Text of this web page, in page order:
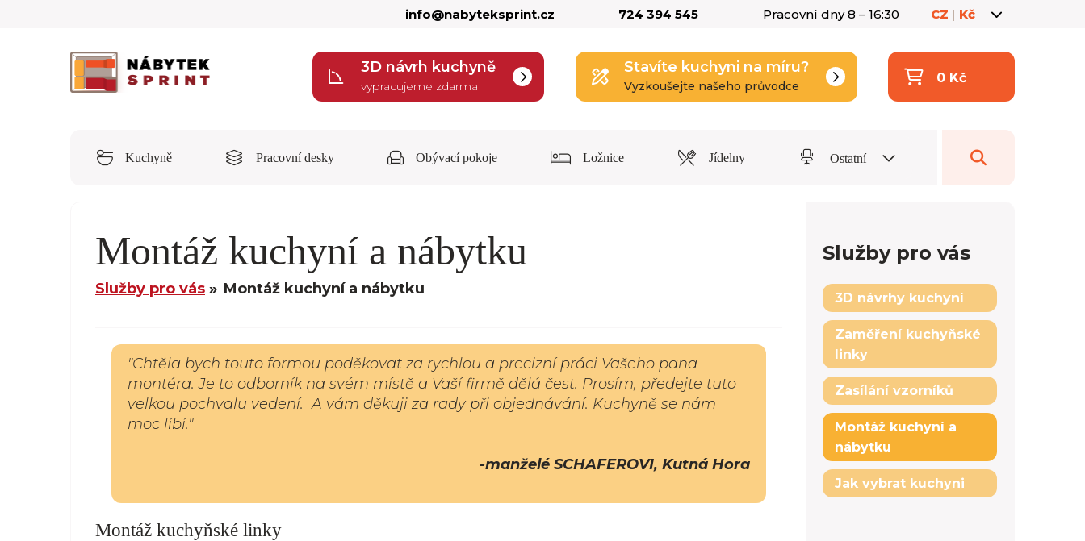
info@nabyteksprint.cz 724 394 545 Pracovní dny 8 – 16:30 CZ | Kč
3D návrh kuchyně
vypracujeme zdarma
Stavíte kuchyni na míru?
Vyzkoušejte našeho průvodce
0 Kč
Kuchyně Pracovní desky Obývací pokoje Ložnice Jídelny Ostatní
Montáž kuchyní a nábytku
Služby pro vás Montáž kuchyní a nábytku
"Chtěla bych touto formou poděkovat za rychlou a precizní práci Vašeho pana
montéra.Je to odborník na svém místě a Vaší firmě dělá čest. Prosím, předejte tuto
velkou pochvalu vedení.A vám děkuji za rady při objednávání. Kuchyně se nám
moc líbí."
-manželé SCHAFEROVI, Kutná Hora
Montáž kuchyňské linky
Služby pro vás
3D návrhy kuchyní
Zaměření kuchyňské
linky
Zasílání vzorníků
Montáž kuchyní a
nábytku
Jak vybrat kuchyni